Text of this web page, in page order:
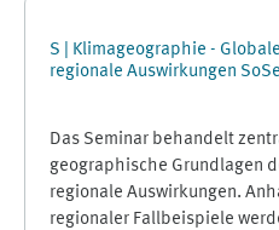
S | Klimageographie -
regionale Auswirkungen
Das Seminar behandelt
geographische Grundlagen
regionale Auswirkungen.
regionaler Fallbeispiele